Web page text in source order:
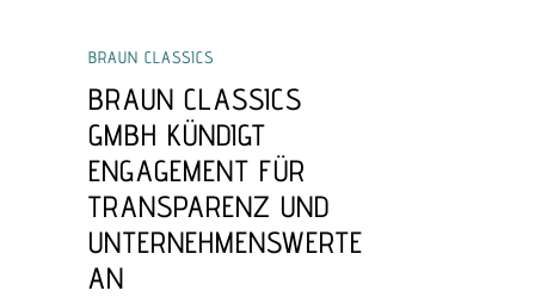
BRAUN CLASSICS
BRAUN CLASSICS
GMBH KÜNDIGT
ENGAGEMENT FÜR
TRANSPARENZ UND
UNTERNEHMENSWERTE
AN